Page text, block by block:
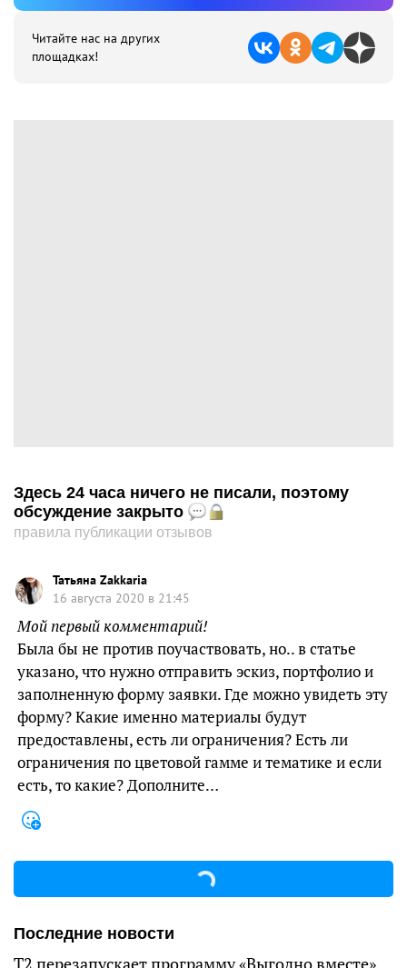
Читайте нас на других
площадках!
Здесь 24 часа ничего не писали, поэтому
обсуждение закрыто
правила публикации отзывов
Татьяна Zakkaria
16 августа 2020 в 21:45
Мой первый комментарий!
Была бы не против поучаствовать, но.. в статье
указано, что нужно отправить эскиз, портфолио и
заполненную форму заявки. Где можно увидеть эту
форму? Какие именно материалы будут
предоставлены, есть ли ограничения? Есть ли
ограничения по цветовой гамме и тематике и если
есть, то какие? Дополните…
Последние новости
Т2 перезапускает программу «Выгодно вместе»